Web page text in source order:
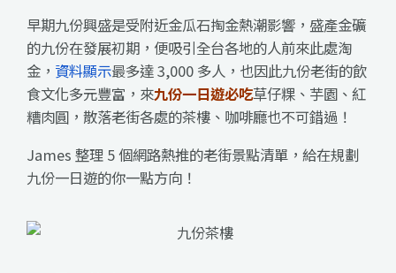
早期九份興盛是受附近金瓜石掏金熱潮影響，盛產金礦
的九份在發展初期，便吸引全台各地的人前來此處淘
金， 資料顯示最多達 3,000 多人，也因此九份老街的飲
食文化多元豐富，來九份一日遊必吃草仔粿、芋園、紅
糟肉圓，散落老街各處的茶樓、咖啡廳也不可錯過！
James 整理 5 個網路熱推的老街景點清單，給在規劃
九份一日遊的你一點方向！